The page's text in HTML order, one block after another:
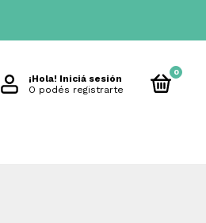
¡Hola! Iniciá sesión
O podés registrarte
0